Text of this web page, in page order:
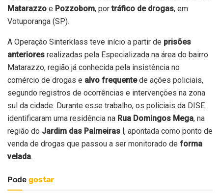
Matarazzo e Pozzobom, portráfico de drogas, em
Votuporanga (SP).
A Operação Sinterklass teve início a partir de prisões
anteriores realizadas pela Especializada na área do bairro
Matarazzo, região já conhecida pela insistência no
comércio de drogas e alvo frequentede ações policiais,
segundo registros de ocorrências e intervenções na zona
sul da cidade. Durante esse trabalho, os policiais da DISE
identificaram uma residência na Rua Domingos Mega, na
região do Jardim das Palmeiras I, apontada como ponto de
venda de drogas que passou a ser monitorado de forma
velada.
Pode gostar